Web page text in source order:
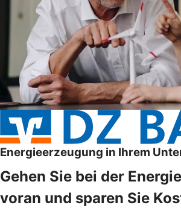
Energieerzeugung in Ihrem
Gehen Sie bei der
voran und sparen Sie